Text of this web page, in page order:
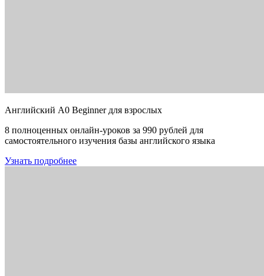
Английский A0 Beginner для взрослых
8 полноценных онлайн-уроков за 990 рублей для
самостоятельного изучения базы английского языка
Узнать подробнее